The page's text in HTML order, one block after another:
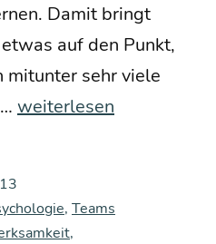
Damit bringt
auf den Punkt,
sehr vie­le
Es
um
Ver­
weiterlesen
, Teams
,